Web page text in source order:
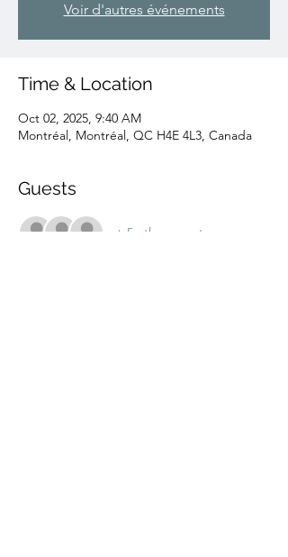
Voir d'autres événements
Time & Location
Oct 02, 2025, 9:40 AM
Montréal, Montréal, QC H4E 4L3, Canada
Guests
+ 5 other guests